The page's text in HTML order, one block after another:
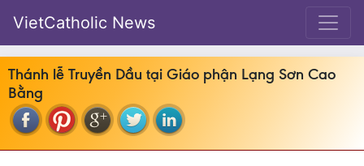
VietCatholic News
Thánh lễ Truyền Dầu tại Giáo phận Lạng Sơn Cao
Bằng